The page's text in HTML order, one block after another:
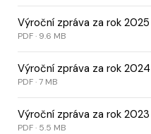
Výroční zpráva za rok 2025
PDF · 9.6 MB
Výroční zpráva za rok 2024
PDF · 7 MB
Výroční zpráva za rok 2023
PDF · 5.5 MB